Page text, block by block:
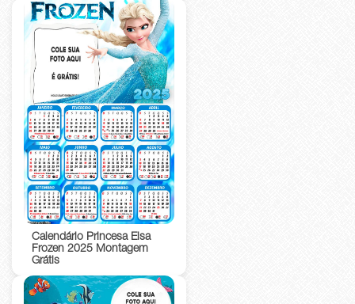
Calendário Princesa Elsa
Frozen 2025 Montagem
Grátis